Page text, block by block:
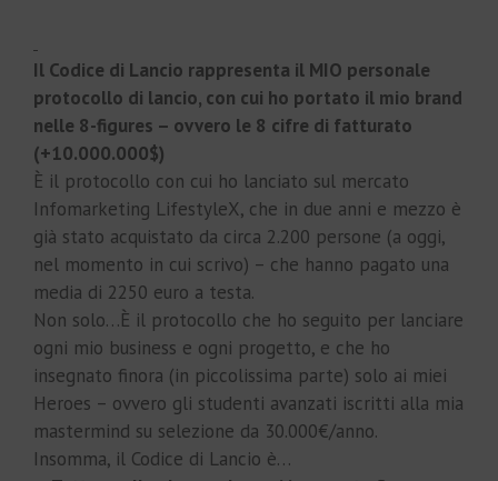
Il Codice di Lancio rappresenta il MIO personale
protocollo di lancio, con cui ho portato il mio brand
nelle 8-figures – ovvero le 8 cifre di fatturato
(+10.000.000$)
È il protocollo con cui ho lanciato sul mercato
Infomarketing LifestyleX, che in due anni e mezzo è
già stato acquistato da circa 2.200 persone (a oggi,
nel momento in cui scrivo) – che hanno pagato una
media di 2250 euro a testa.
Non solo…È il protocollo che ho seguito per lanciare
ogni mio business e ogni progetto, e che ho
insegnato finora (in piccolissima parte) solo ai miei
Heroes – ovvero gli studenti avanzati iscritti alla mia
mastermind su selezione da 30.000€/anno.
Insomma, il Codice di Lancio è…